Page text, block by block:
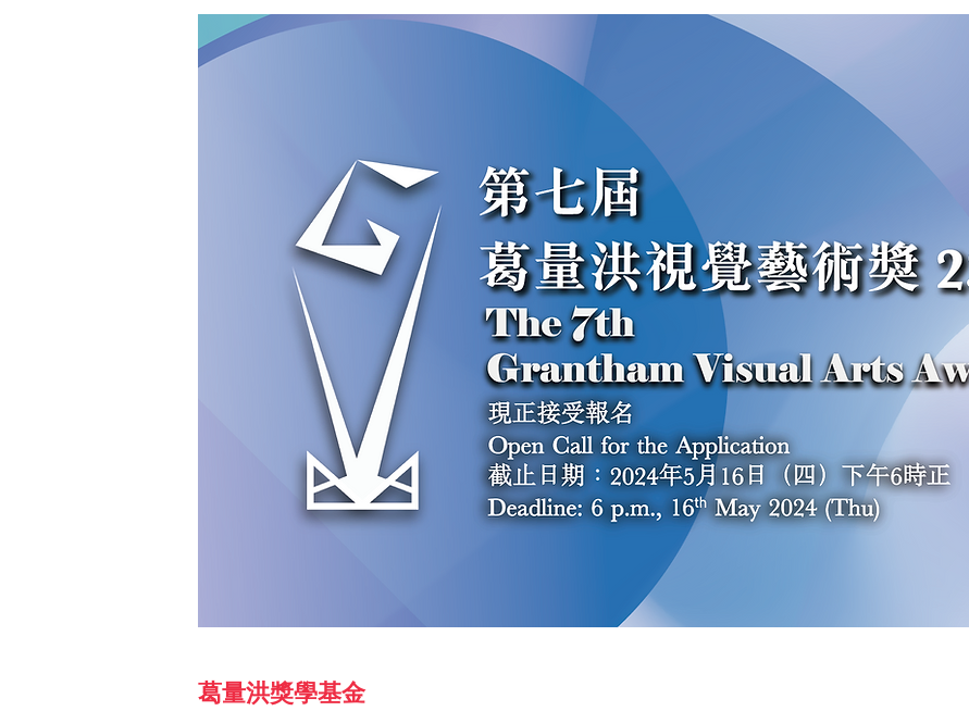
葛量洪獎學基金